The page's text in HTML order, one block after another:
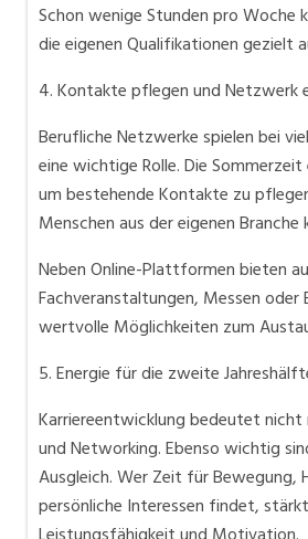
Schon wenige Stunden pro Woche
die eigenen Qualifikationen gezielt
4. Kontakte pflegen und Netzwerk
Berufliche Netzwerke spielen bei
eine wichtige Rolle. Die
um bestehende Kontakte zu
Menschen aus der eigenen Branche
Neben Online-Plattformen bieten
Fachveranstaltungen, Messen oder
wertvolle Möglichkeiten zum
5. Energie für die zweite
Karriereentwicklung bedeutet
und Networking. Ebenso wichtig
Ausgleich. Wer Zeit für Bewegung,
persönliche Interessen findet,